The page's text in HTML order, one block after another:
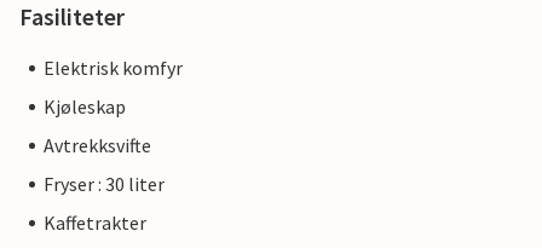
Fasiliteter
Elektrisk komfyr
Kjøleskap
Avtrekksvifte
Fryser : 30 liter
Kaffetrakter